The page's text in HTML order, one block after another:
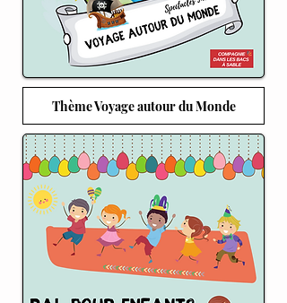
Thème Voyage autour du Monde